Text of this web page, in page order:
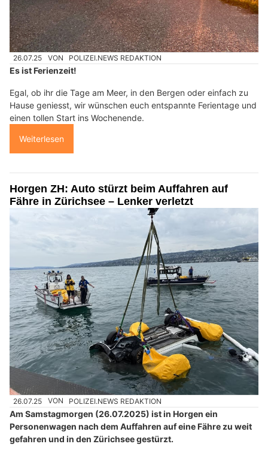
26.07.25 VON POLIZEI.NEWS REDAKTION
Es ist Ferienzeit!
Egal, ob ihr die Tage am Meer, in den Bergen oder einfach zu
Hause geniesst, wir wünschen euch entspannte Ferientage und
einen tollen Start ins Wochenende.
Weiterlesen
Horgen ZH: Auto stürzt beim Auffahren auf
Fähre in Zürichsee – Lenker verletzt
26.07.25 VON POLIZEI.NEWS REDAKTION
Am Samstagmorgen (26.07.2025) ist in Horgen ein
Personenwagen nach dem Auffahren auf eine Fähre zu weit
gefahren und in den Zürichsee gestürzt.